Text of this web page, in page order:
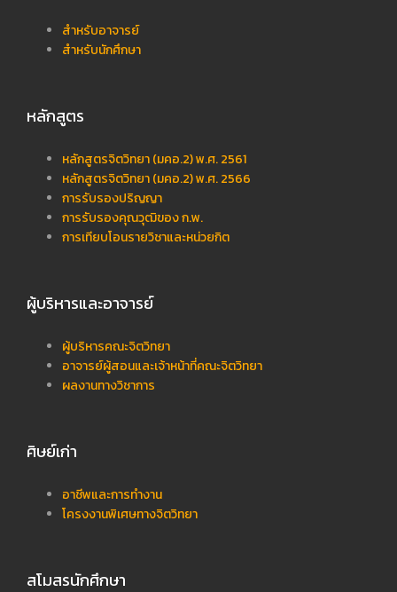
สำหรับอาจารย์
สำหรับนักศึกษา
หลักสูตร
หลักสูตรจิตวิทยา (มคอ.2) พ.ศ. 2561
หลักสูตรจิตวิทยา (มคอ.2) พ.ศ. 2566
การรับรองปริญญา
การรับรองคุณวุฒิของ ก.พ.
การเทียบโอนรายวิชาและหน่วยกิต
ผู้บริหารและอาจารย์
ผู้บริหารคณะจิตวิทยา
อาจารย์ผู้สอนและเจ้าหน้าที่คณะจิตวิทยา
ผลงานทางวิชาการ
ศิษย์เก่า
อาชีพและการทำงาน
โครงงานพิเศษทางจิตวิทยา
สโมสรนักศึกษา